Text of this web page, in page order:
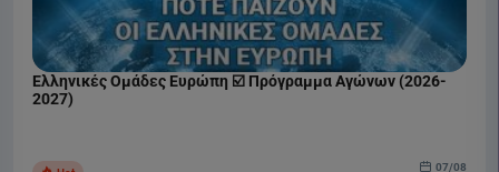
Ελληνικές Ομάδες Ευρώπη ☑️ Πρόγραμμα Αγώνων (2026-
2027)
07/08